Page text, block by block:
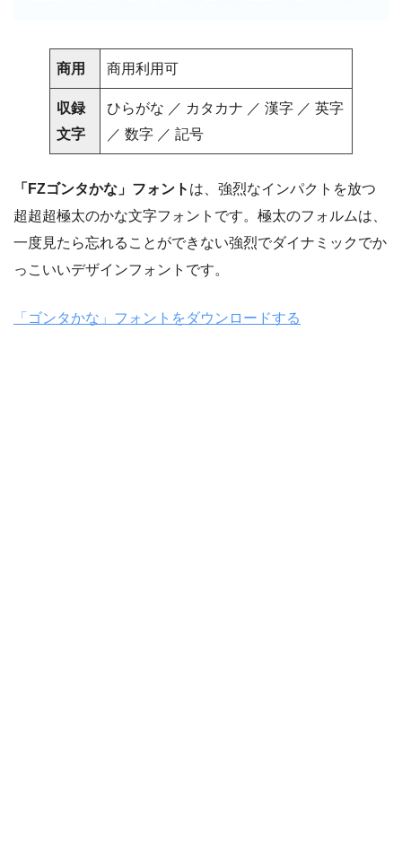
商用 商用利用可
収録
文字
ひらがな ／ カタカナ ／ 漢字 ／ 英字
／ 数字 ／ 記号
「FZゴンタかな」フォント は、強烈なインパクトを放つ
超超超極太のかな文字フォントです。極太のフォルムは、
一度見たら忘れることができない強烈でダイナミックでか
っこいいデザインフォントです。
「ゴンタかな」フォントをダウンロードする